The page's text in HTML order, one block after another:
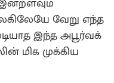
வேறு எந்த
இந்த அபூர்வக்
மிக முக்கிய